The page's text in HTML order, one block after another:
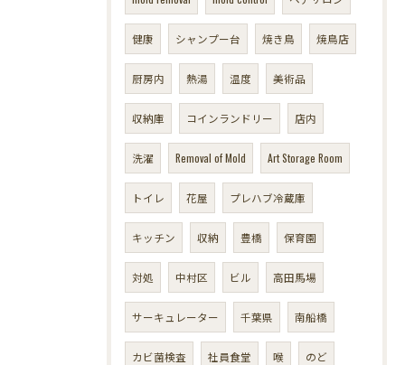
健康 シャンプー台 焼き鳥 焼鳥店
厨房内 熱湯 温度 美術品
収納庫 コインランドリー 店内
洗濯 Removal of Mold Art Storage Room
トイレ 花屋 プレハブ冷蔵庫
キッチン 収納 豊橋 保育園
対処 中村区 ビル 高田馬場
サーキュレーター 千葉県 南船橋
カビ菌検査 社員食堂 喉 のど